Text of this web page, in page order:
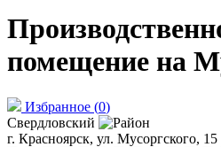
помещение на
Избранное (0)
Свердловский
г. Красноярск, ул. Мусоргского, 15